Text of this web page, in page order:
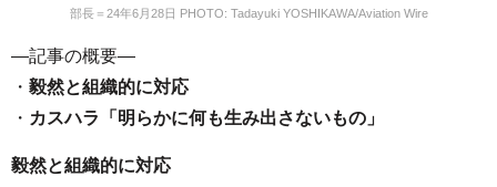
部長＝24年6月28日 PHOTO: Tadayuki YOSHIKAWA/Aviation Wire
—記事の概要—
・ 毅然と組織的に対応
・ カスハラ「明らかに何も生み出さないもの」
毅然と組織的に対応